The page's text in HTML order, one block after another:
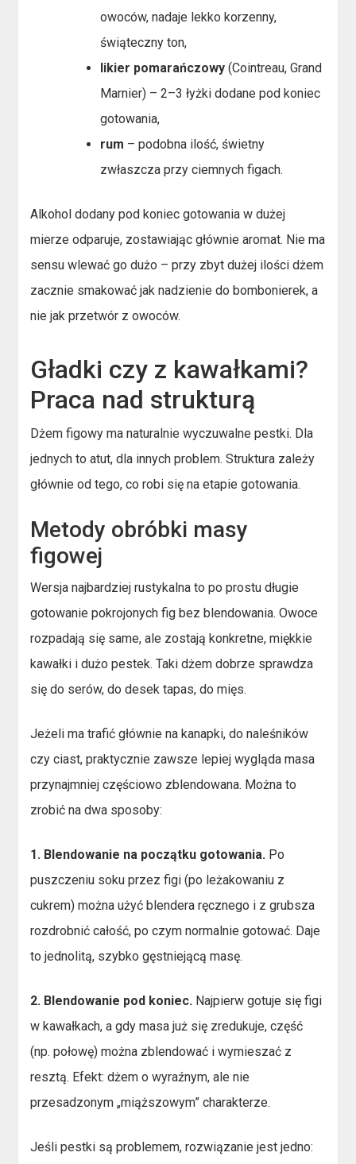
owoców, nadaje lekko korzenny,
świąteczny ton,
likier pomarańczowy (Cointreau, Grand
Marnier) – 2–3 łyżki dodane pod koniec
gotowania,
rum – podobna ilość, świetny
zwłaszcza przy ciemnych figach.
Alkohol dodany pod koniec gotowania w dużej
mierze odparuje, zostawiając głównie aromat. Nie ma
sensu wlewać go dużo – przy zbyt dużej ilości dżem
zacznie smakować jak nadzienie do bombonierek, a
nie jak przetwór z owoców.
Gładki czy z kawałkami?
Praca nad strukturą
Dżem figowy ma naturalnie wyczuwalne pestki. Dla
jednych to atut, dla innych problem. Struktura zależy
głównie od tego, co robi się na etapie gotowania.
Metody obróbki masy
figowej
Wersja najbardziej rustykalna to po prostu długie
gotowanie pokrojonych fig bez blendowania. Owoce
rozpadają się same, ale zostają konkretne, miękkie
kawałki i dużo pestek. Taki dżem dobrze sprawdza
się do serów, do desek tapas, do mięs.
Jeżeli ma trafić głównie na kanapki, do naleśników
czy ciast, praktycznie zawsze lepiej wygląda masa
przynajmniej częściowo zblendowana. Można to
zrobić na dwa sposoby:
1. Blendowanie na początku gotowania. Po
puszczeniu soku przez figi (po leżakowaniu z
cukrem) można użyć blendera ręcznego i z grubsza
rozdrobnić całość, po czym normalnie gotować. Daje
to jednolitą, szybko gęstniejącą masę.
2. Blendowanie pod koniec. Najpierw gotuje się figi
w kawałkach, a gdy masa już się zredukuje, część
(np. połowę) można zblendować i wymieszać z
resztą. Efekt: dżem o wyraźnym, ale nie
przesadzonym „miąższowym” charakterze.
Jeśli pestki są problemem, rozwiązanie jest jedno: